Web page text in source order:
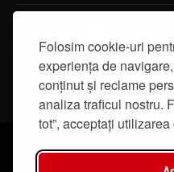
Folosim cookie-uri
experiența de
conținut și reclame
analiza traficul nostru.
tot”, acceptați
integrității
7 august